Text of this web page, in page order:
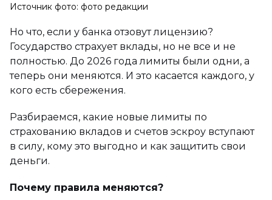
Источник фото: фото редакции
Но что, если у банка отзовут лицензию?
Государство страхует вклады, но не все и не
полностью. До 2026 года лимиты были одни, а
теперь они меняются. И это касается каждого, у
кого есть сбережения.
Разбираемся, какие новые лимиты по
страхованию вкладов и счетов эскроу вступают
в силу, кому это выгодно и как защитить свои
деньги.
Почему правила меняются?